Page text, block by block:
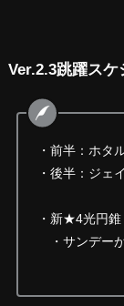
Ver.2.3跳躍スケ
・前半：ホタ
・後半：ジェ
・新★4光円錐
・サンデー